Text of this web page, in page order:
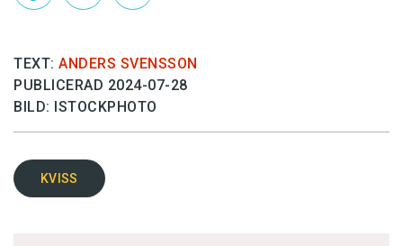
TEXT: ANDERS SVENSSON
PUBLICERAD 2024-07-28
BILD: ISTOCKPHOTO
KVISS